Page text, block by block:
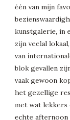
één van mijn
kunstgalerie, in
zijn veelal
van
blok gevallen
vaak gewoon
het gezellige
met wat lekkers
echte afternoon